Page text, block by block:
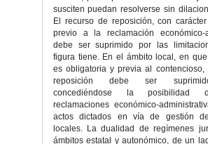
susciten puedan resolverse sin
El recurso de reposición, con
previo a la reclamación económico-
debe ser suprimido por las
figura tiene. En el ámbito local, en
es obligatoria y previa al contencioso,
reposición debe ser
concediéndose la posibilidad
reclamaciones económico-
actos dictados en vía de gestión
locales. La dualidad de regímenes
ámbitos estatal y autonómico, de un